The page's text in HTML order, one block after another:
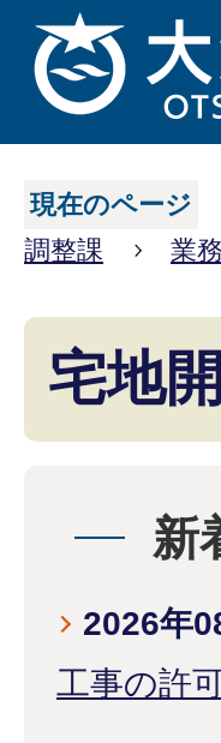
現在のページ
調整課
業
宅地
新
2026年
工事の許